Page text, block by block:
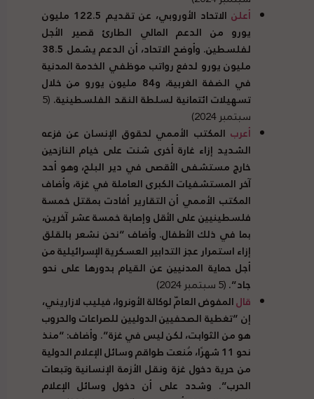
أعلن
الاتحاد الأوروبي، عن تقديم 122.5 مليون
يورو من الدعم المالي الطارئ قصير الأجل
لفلسطين. وأوضح الاتحاد، أن الدعم يشمل 38.5
مليون يورو لدفع رواتب موظفي الخدمة المدنية
في الضفة الغربية، و84 مليون يورو من خلال
تسهيلات ائتمانية لسلطة النقد الفلسطينية. (5
سبتمبر 2024)
أعرب المكتب الأممي لحقوق الإنسان عن فزعه
الشديد إزاء غارة أخرى شنت على خيام النازحين
خارج مستشفى الأقصى في دير البلح، وهو أحد
آخر المستشفيات الكبرى العاملة في غزة، وأضاف
المكتب الأممي أن التقارير أفادت بمقتل خمسة
فلسطينيين على الأقل وإصابة خمسة عشر آخرين،
بما في ذلك الأطفال. وأضاف “نحن نشعر بالقلق
إزاء استمرار عجز التدابير العسكرية الإسرائيلية من
أجل حماية المدنيين عن القيام بدورها على نحو
جاد”.(5 سبتمبر 2024)
قالالمفوض العامّ لوكالة الأونروا، فيليب لازاريني،
إن “تغطية الصحفيين الدوليين للصراعات والحروب
هو من الثوابت، لكن ليس في غزة”. وأضاف: “منذ
نحو 11 شهرًا، مُنعت طواقم وسائل الإعلام الدولية
من حرية دخول غزة ونقل الأزمة الإنسانية وتبعات
الحرب”. وشدد على أن دخول وسائل الإعلام